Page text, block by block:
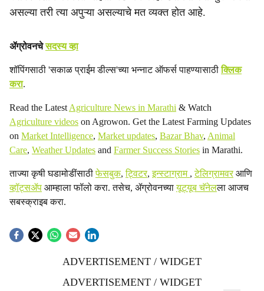
असल्या तरी त्या अपुऱ्या असल्याचे मत व्यक्त होत आहे.
ॲग्रोवनचेसदस्य व्हा
शॉपिंगसाठी 'सकाळ प्राईम डील्स'च्या भन्नाट ऑफर्स पाहण्यासाठीक्लिक
करा.
Read the Latest Agriculture News in Marathi & Watch
Agriculture videos on Agrowon. Get the Latest Farming Updates
on Market Intelligence, Market updates, Bazar Bhav, Animal
Care, Weather Updates and Farmer Success Stories in Marathi.
ताज्या कृषी घडामोडींसाठीफेसबुक,ट्विटर,इन्स्टाग्राम ,टेलिग्रामवरआणि
व्हॉट्सॲप आम्हाला फॉलो करा. तसेच, ॲग्रोवनच्यायूट्यूब चॅनेलला आजच
सबस्क्राइब करा.
ADVERTISEMENT / WIDGET
ADVERTISEMENT / WIDGET